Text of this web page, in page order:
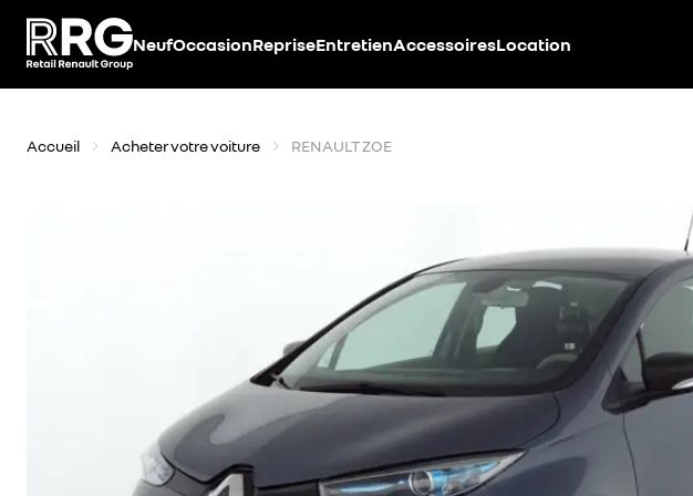
NeufOccasionRepriseEntretienAccessoiresLocation
Accueil Acheter votre voiture RENAULT ZOE